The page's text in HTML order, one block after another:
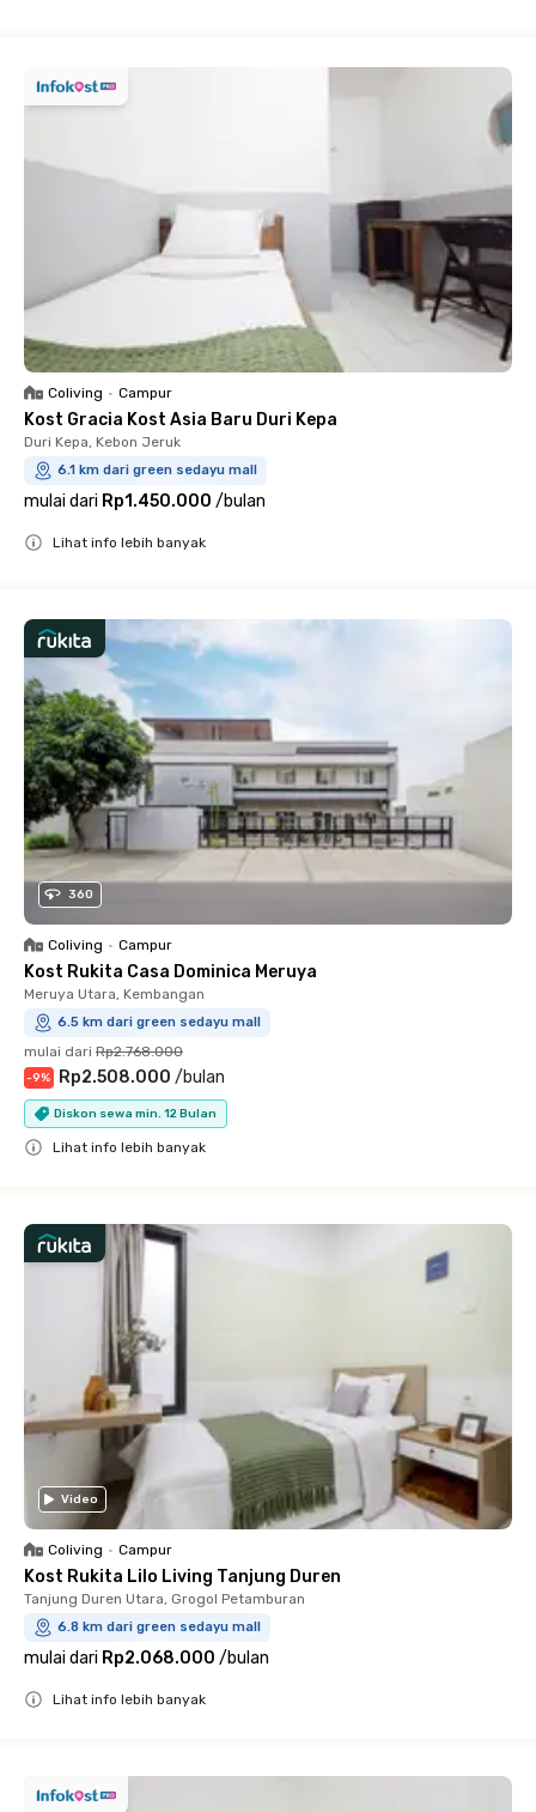
Coliving • Campur
Kost Gracia Kost Asia Baru Duri Kepa
Duri Kepa, Kebon Jeruk
6.1 km dari green sedayu mall
mulai dari Rp1.450.000 /bulan
Lihat info lebih banyak
360
Coliving • Campur
Kost Rukita Casa Dominica Meruya
Meruya Utara, Kembangan
6.5 km dari green sedayu mall
mulai dari Rp2.768.000
-9% Rp2.508.000 /bulan
Diskon sewa min. 12 Bulan
Lihat info lebih banyak
Video
Coliving • Campur
Kost Rukita Lilo Living Tanjung Duren
Tanjung Duren Utara, Grogol Petamburan
6.8 km dari green sedayu mall
mulai dari Rp2.068.000 /bulan
Lihat info lebih banyak